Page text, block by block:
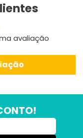
avaliação